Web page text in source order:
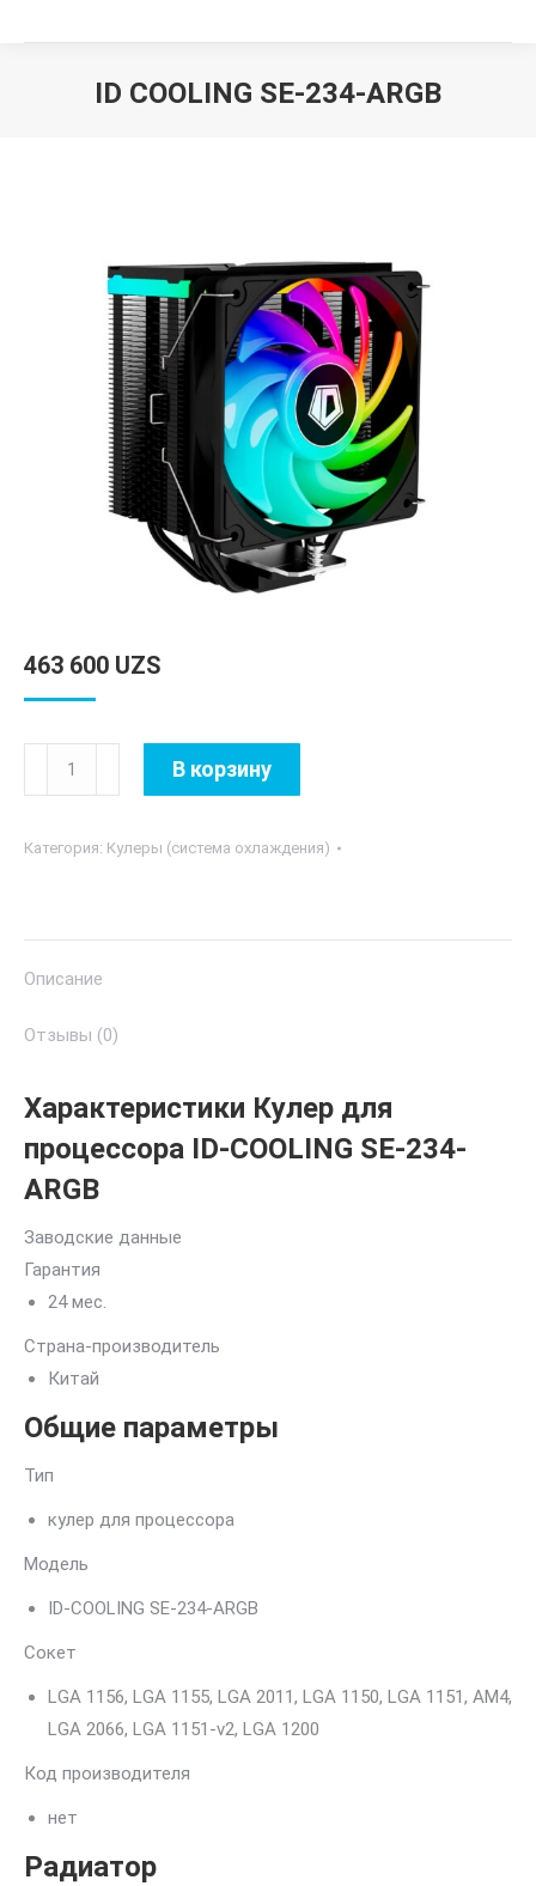
ID COOLING SE-234-ARGB
463 600 UZS
Количество
товара
Cooling
В корзину
Категория: Кулеры (система охлаждения)
Описание
Отзывы (0)
Характеристики Кулер для
процессора ID-COOLING SE-234-
ARGB
Заводские данные
Гарантия
24 мес.
Страна-производитель
Китай
Общие параметры
Тип
кулер для процессора
Модель
ID-COOLING SE-234-ARGB
Сокет
LGA 1156, LGA 1155, LGA 2011, LGA 1150, LGA 1151, AM4,
LGA 2066, LGA 1151-v2, LGA 1200
Код производителя
нет
Радиатор